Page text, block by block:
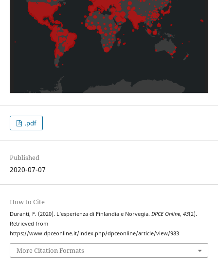
.pdf
Published
2020-07-07
How to Cite
Duranti, F. (2020). L’esperienza di Finlandia e Norvegia. DPCE Online, 43(2).
Retrieved from
https://www.dpceonline.it/index.php/dpceonline/article/view/983
More Citation Formats